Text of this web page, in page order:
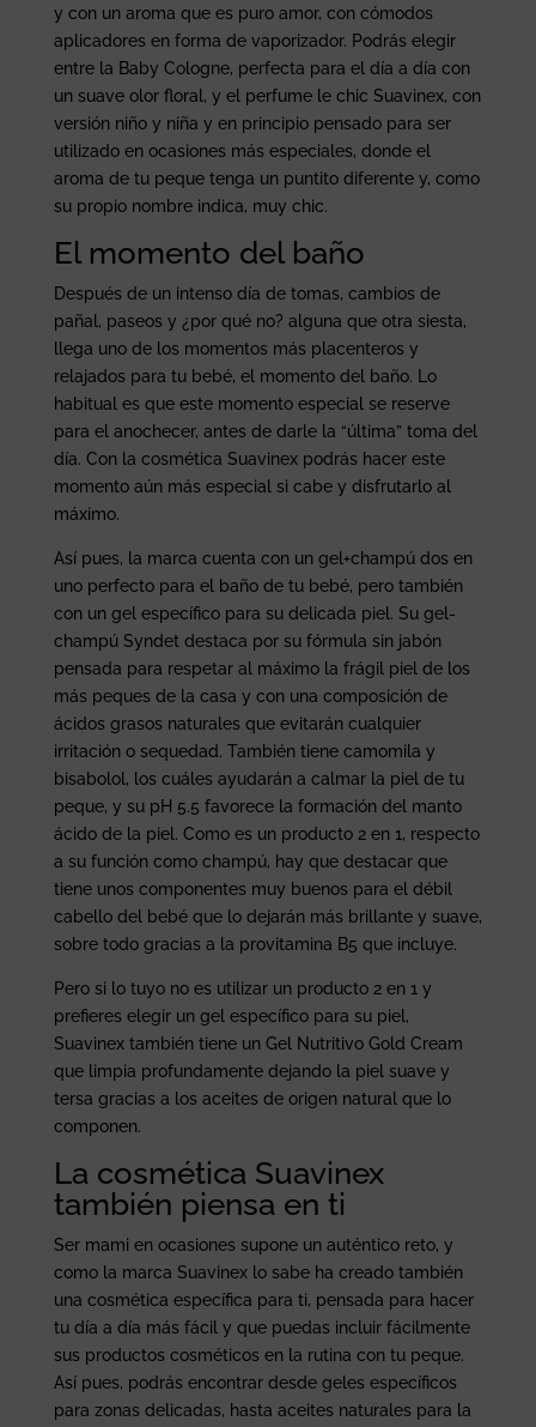
y con un aroma que es puro amor, con cómodos
aplicadores en forma de vaporizador. Podrás elegir
entre la Baby Cologne, perfecta para el día a día con
un suave olor floral, y el perfume le chic Suavinex, con
versión niño y niña y en principio pensado para ser
utilizado en ocasiones más especiales, donde el
aroma de tu peque tenga un puntito diferente y, como
su propio nombre indica, muy chic.
El momento del baño
Después de un intenso día de tomas, cambios de
pañal, paseos y ¿por qué no? alguna que otra siesta,
llega uno de los momentos más placenteros y
relajados para tu bebé, el momento del baño. Lo
habitual es que este momento especial se reserve
para el anochecer, antes de darle la “última” toma del
día. Con la cosmética Suavinex podrás hacer este
momento aún más especial si cabe y disfrutarlo al
máximo.
Así pues, la marca cuenta con un gel+champú dos en
uno perfecto para el baño de tu bebé, pero también
con un gel específico para su delicada piel. Su gel-
champú Syndet destaca por su fórmula sin jabón
pensada para respetar al máximo la frágil piel de los
más peques de la casa y con una composición de
ácidos grasos naturales que evitarán cualquier
irritación o sequedad. También tiene camomila y
bisabolol, los cuáles ayudarán a calmar la piel de tu
peque, y su pH 5.5 favorece la formación del manto
ácido de la piel. Como es un producto 2 en 1, respecto
a su función como champú, hay que destacar que
tiene unos componentes muy buenos para el débil
cabello del bebé que lo dejarán más brillante y suave,
sobre todo gracias a la provitamina B5 que incluye.
Pero si lo tuyo no es utilizar un producto 2 en 1 y
prefieres elegir un gel específico para su piel,
Suavinex también tiene un Gel Nutritivo Gold Cream
que limpia profundamente dejando la piel suave y
tersa gracias a los aceites de origen natural que lo
componen.
La cosmética Suavinex
también piensa en ti
Ser mami en ocasiones supone un auténtico reto, y
como la marca Suavinex lo sabe ha creado también
una cosmética específica para ti, pensada para hacer
tu día a día más fácil y que puedas incluir fácilmente
sus productos cosméticos en la rutina con tu peque.
Así pues, podrás encontrar desde geles específicos
para zonas delicadas, hasta aceites naturales para la